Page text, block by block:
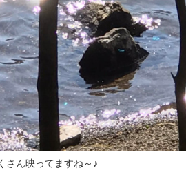
ん映ってますね～♪